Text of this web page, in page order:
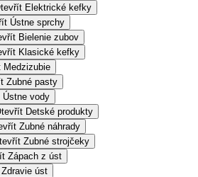
Elektrické kefky
Ústne sprchy
Bielenie zubov
Klasické kefky
Medzizubie
Zubné pasty
Ústne vody
Detské produkty
Zubné náhrady
Zubné strojčeky
Zápach z úst
Zdravie úst